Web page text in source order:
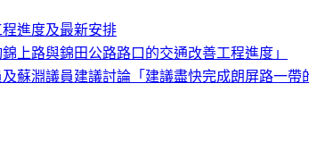
進度及最新安排
上路與錦田公路路口的交通改善工程進度」
蘇淵議員建議討論「建議盡快完成朗屏路一帶